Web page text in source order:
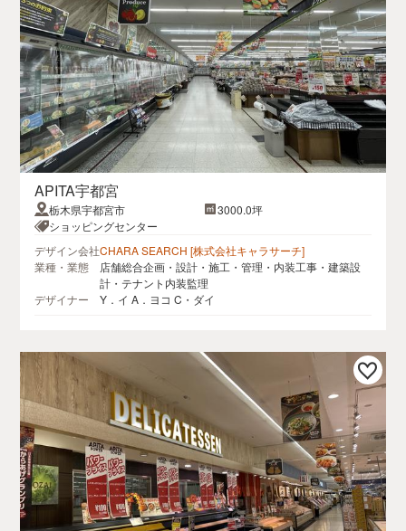
APITA宇都宮
栃木県宇都宮市
3000.0坪
ショッピングセンター
デザイン会社CHARA SEARCH [株式会社キャラサーチ]
業種・業態
店舗総合企画・設計・施工・管理・内装工事・建築設
計・テナント内装監理
デザイナー
Y．イ A．ヨコ C・ダイ